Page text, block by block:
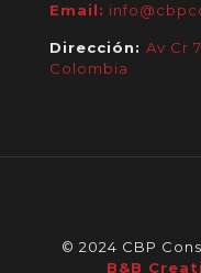
Email:
Dirección: Av Cr
Colombia
© 2024 CBP
B&B